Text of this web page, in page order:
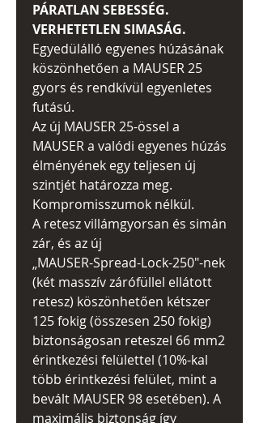
PÁRATLAN SEBESSÉG.
VERHETETLEN SIMASÁG.
Egyedülálló egyenes húzásának
köszönhetően a MAUSER 25
gyors és rendkívül egyenletes
futású.
Az új MAUSER 25-össel a
MAUSER a valódi egyenes húzás
élményének egy teljesen új
szintjét határozza meg.
Kompromisszumok nélkül.
A retesz villámgyorsan és simán
zár, és az új
„MAUSER-Spread-Lock-250"-nek
(két masszív zárófüllel ellátott
retesz) köszönhetően kétszer
125 fokig (összesen 250 fokig)
biztonságosan reteszel 66 mm2
érintkezési felülettel (10%-kal
több érintkezési felület, mint a
bevált MAUSER 98 esetében). A
maximális biztonság így